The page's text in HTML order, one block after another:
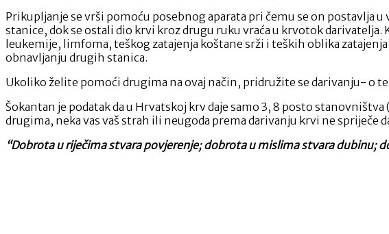
Prikupljanje se vrši pomoću posebnog aparata pri čemu se on postavlja
stanice, dok se ostali dio krvi kroz drugu ruku vraća u krvotok
leukemije, limfoma, teškog zatajenja koštane srži i teških oblika
obnavljanju drugih stanica.
Ukoliko želite pomoći drugima na ovaj način, pridružite se darivanju-
Šokantan je podatak da u Hrvatskoj krv daje samo 3, 8 posto
drugima, neka vas vaš strah ili neugoda prema darivanju krvi ne spriječe
“Dobrota u riječima stvara povjerenje; dobrota u mislima stvara dubinu;